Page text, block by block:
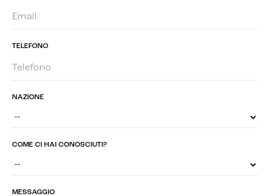
TELEFONO
NAZIONE
COME CI HAI CONOSCIUTI?
MESSAGGIO